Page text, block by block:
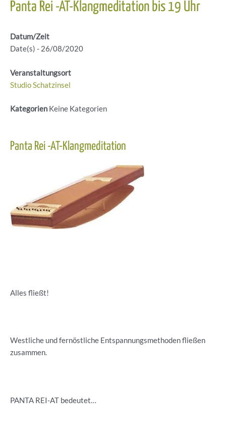
Panta Rei -AT-Klangmeditation bis 19 Uhr
Datum/Zeit
Date(s) - 26/08/2020
Veranstaltungsort
Studio Schatzinsel
Kategorien Keine Kategorien
Panta Rei -AT-Klangmeditation
Alles fließt!
Westliche und fernöstliche Entspannungsmethoden fließen
zusammen.
PANTA REI-AT bedeutet…